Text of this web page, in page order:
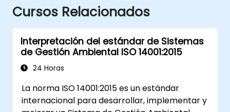
Cursos Relacionados
Interpretación del estándar de Sistemas
de Gestión Ambiental ISO 14001:2015
24 Horas
La norma ISO 14001:2015 es un estándar
internacional para desarrollar, implementar y